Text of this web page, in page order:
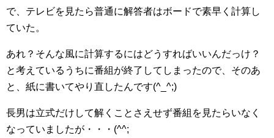
で、テレビを見たら普通に解答者はボードで素早く計算し
ていた。
あれ？そんな風に計算するにはどうすればいいんだっけ？
と考えているうちに番組が終了してしまったので、そのあ
と、紙に書いてやり直したんです(^_^;)
長男は立式だけして解くことさえせず番組を見たらいなく
なっていましたが・・・(^^;